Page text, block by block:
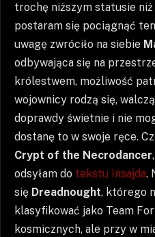
trochę niższym statusie
postaram się pociągnąć
uwagę zwróciło na siebie
odbywająca się na
królestwem, możliwość
wojownicy rodzą się,
doprawdy świetnie i nie
dostanę to w swoje ręce.
Crypt of the Necrodancer
odsyłam do tekstu Insajda.
się Dreadnought, którego
klasyfikować jako Team
kosmicznych, ale przy w